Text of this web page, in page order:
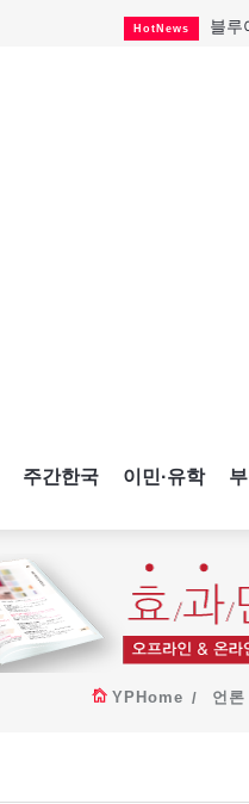
HotNews 블루
주간한국 이민·유학
YPHome 언